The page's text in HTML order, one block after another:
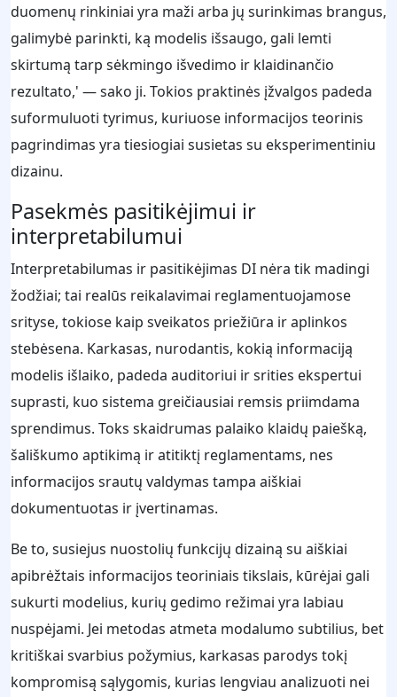
duomenų rinkiniai yra maži arba jų surinkimas brangus,
galimybė parinkti, ką modelis išsaugo, gali lemti
skirtumą tarp sėkmingo išvedimo ir klaidinančio
rezultato,' — sako ji. Tokios praktinės įžvalgos padeda
suformuluoti tyrimus, kuriuose informacijos teorinis
pagrindimas yra tiesiogiai susietas su eksperimentiniu
dizainu.
Pasekmės pasitikėjimui ir
interpretabilumui
Interpretabilumas ir pasitikėjimas DI nėra tik madingi
žodžiai; tai realūs reikalavimai reglamentuojamose
srityse, tokiose kaip sveikatos priežiūra ir aplinkos
stebėsena. Karkasas, nurodantis, kokią informaciją
modelis išlaiko, padeda auditoriui ir srities ekspertui
suprasti, kuo sistema greičiausiai remsis priimdama
sprendimus. Toks skaidrumas palaiko klaidų paiešką,
šališkumo aptikimą ir atitiktį reglamentams, nes
informacijos srautų valdymas tampa aiškiai
dokumentuotas ir įvertinamas.
Be to, susiejus nuostolių funkcijų dizainą su aiškiai
apibrėžtais informacijos teoriniais tikslais, kūrėjai gali
sukurti modelius, kurių gedimo režimai yra labiau
nuspėjami. Jei metodas atmeta modalumo subtilius, bet
kritiškai svarbius požymius, karkasas parodys tokį
kompromisą sąlygomis, kurias lengviau analizuoti nei